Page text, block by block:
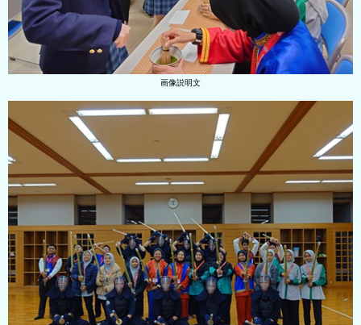
画像説明文